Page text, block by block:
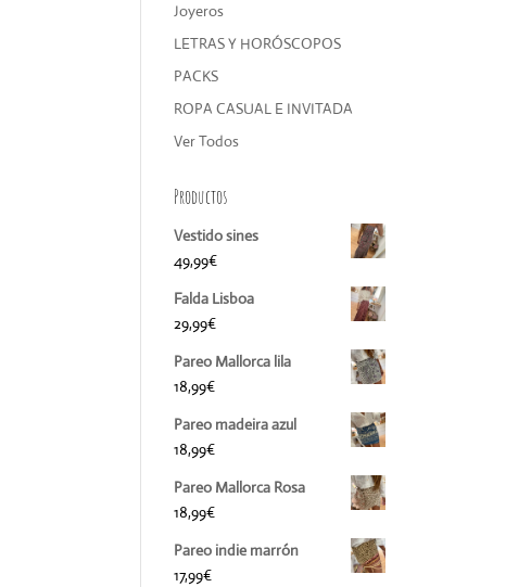
Joyeros
LETRAS Y HORÓSCOPOS
PACKS
ROPA CASUAL E INVITADA
Ver Todos
Productos
Vestido sines
49,99€
Falda Lisboa
29,99€
Pareo Mallorca lila
18,99€
Pareo madeira azul
18,99€
Pareo Mallorca Rosa
18,99€
Pareo indie marrón
17,99€